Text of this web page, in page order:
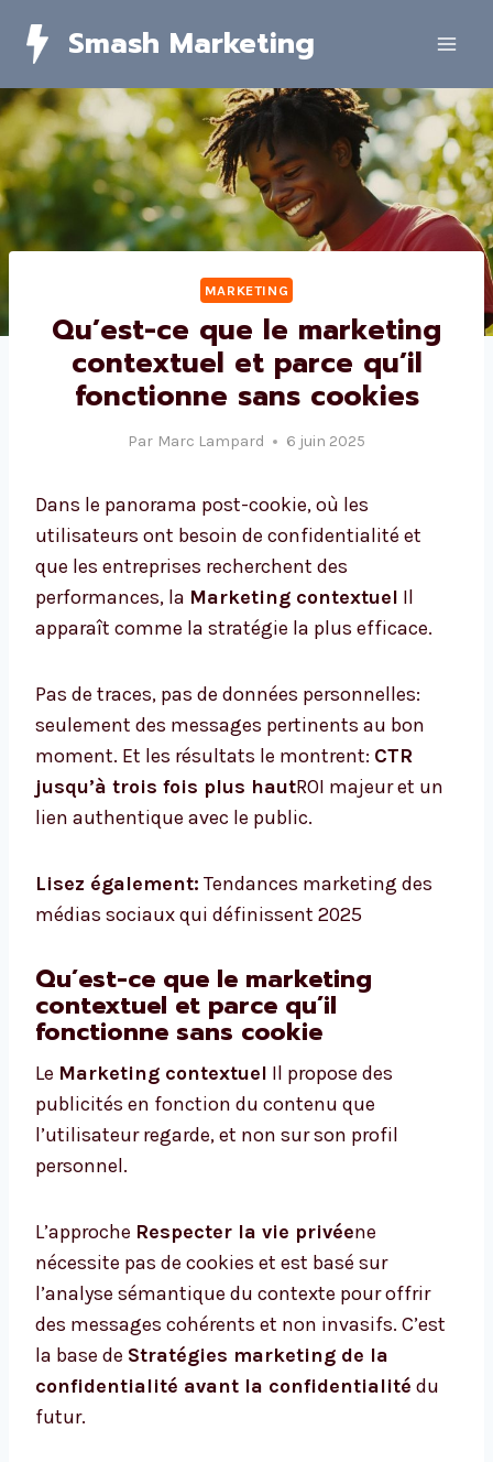
Smash Marketing
MARKETING
Qu’est-ce que le marketing
contextuel et parce qu’il
fonctionne sans cookies
Par Marc Lampard 6 juin 2025
Dans le panorama post-cookie, où les
utilisateurs ont besoin de confidentialité et
que les entreprises recherchent des
performances, la Marketing contextuel Il
apparaît comme la stratégie la plus efficace.
Pas de traces, pas de données personnelles:
seulement des messages pertinents au bon
moment. Et les résultats le montrent: CTR
jusqu’à trois fois plus hautROI majeur et un
lien authentique avec le public.
Lisez également: Tendances marketing des
médias sociaux qui définissent 2025
Qu’est-ce que le marketing
contextuel et parce qu’il
fonctionne sans cookie
Le Marketing contextuel Il propose des
publicités en fonction du contenu que
l’utilisateur regarde, et non sur son profil
personnel.
L’approche Respecter la vie privéene
nécessite pas de cookies et est basé sur
l’analyse sémantique du contexte pour offrir
des messages cohérents et non invasifs. C’est
la base de Stratégies marketing de la
confidentialité avant la confidentialité du
futur.